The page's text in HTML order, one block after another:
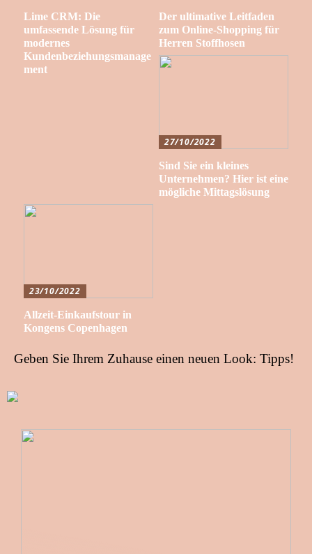
Lime CRM: Die
umfassende Lösung für
modernes
Kundenbeziehungsmanage
ment
Der ultimative Leitfaden
zum Online-Shopping für
Herren Stoffhosen
27/10/2022
Sind Sie ein kleines
Unternehmen? Hier ist eine
mögliche Mittagslösung
23/10/2022
Allzeit-Einkaufstour in
Kongens Copenhagen
Geben Sie Ihrem Zuhause einen neuen Look: Tipps!